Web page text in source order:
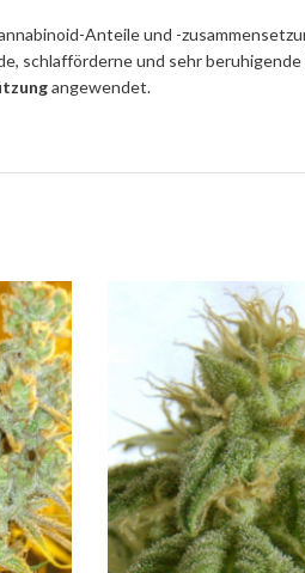
Anteile und -
schlafförderne und sehr
angewendet.